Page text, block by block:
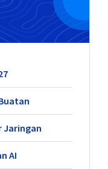
Jaringan
AI